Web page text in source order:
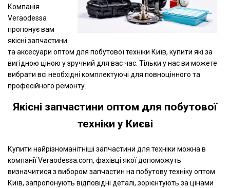
Компанія
Veraodessa
пропонує вам
якісні запчастини
та аксесуари оптом для побутової техніки Київ, купити які за
вигідною ціною у зручний для вас час. Тільки у нас ви можете
вибрати всі необхідні комплектуючі для повноцінного та
професійного ремонту.
Якісні запчастини оптом для побутової
техніки у Києві
Купити найрізноманітніші запчастини для техніки можна в
компанії Veraodessa.com, фахівці якої допоможуть
визначитися з вибором запчастин на побутову техніку оптом
Київ, запропонують відповідні деталі, зорієнтують за цінами